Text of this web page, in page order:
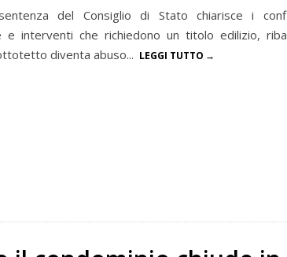
del Consiglio di Stato chiarisce i
e interventi che richiedono un titolo edilizio,
diventa abuso... LEGGI TUTTO